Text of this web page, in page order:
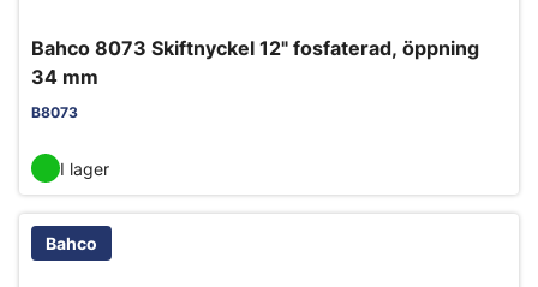
Bahco 8073 Skiftnyckel 12" fosfaterad, öppning
34 mm
B8073
I lager
Bahco